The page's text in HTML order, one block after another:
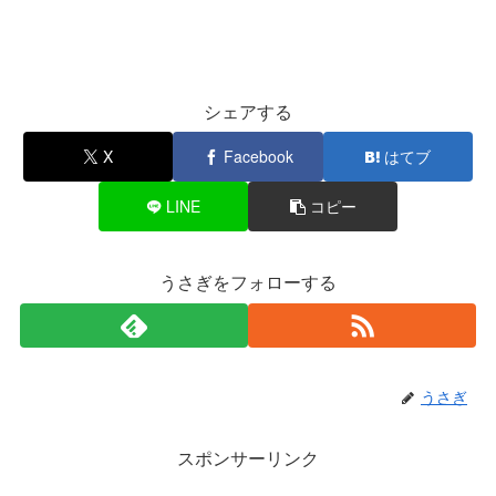
シェアする
X Facebook はてブ
LINE コピー
うさぎをフォローする
うさぎ
スポンサーリンク